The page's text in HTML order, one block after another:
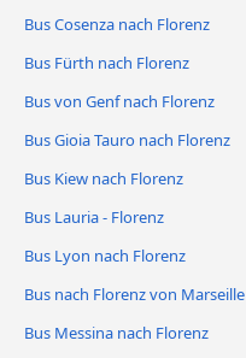
Bus Cosenza nach Florenz
Bus Fürth nach Florenz
Bus von Genf nach Florenz
Bus Gioia Tauro nach Florenz
Bus Kiew nach Florenz
Bus Lauria - Florenz
Bus Lyon nach Florenz
Bus nach Florenz von Marseille
Bus Messina nach Florenz